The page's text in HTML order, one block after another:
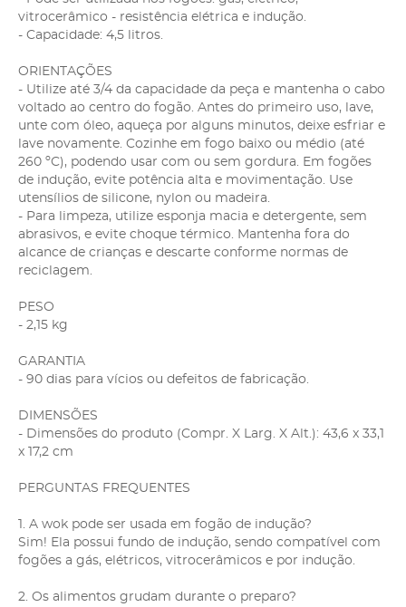
vitrocerâmico - resistência elétrica e indução.
- Capacidade: 4,5 litros.
ORIENTAÇÕES
- Utilize até 3/4 da capacidade da peça e mantenha o cabo
voltado ao centro do fogão. Antes do primeiro uso, lave,
unte com óleo, aqueça por alguns minutos, deixe esfriar e
lave novamente. Cozinhe em fogo baixo ou médio (até
260 ºC), podendo usar com ou sem gordura. Em fogões
de indução, evite potência alta e movimentação. Use
utensílios de silicone, nylon ou madeira.
- Para limpeza, utilize esponja macia e detergente, sem
abrasivos, e evite choque térmico. Mantenha fora do
alcance de crianças e descarte conforme normas de
reciclagem.
PESO
- 2,15 kg
GARANTIA
- 90 dias para vícios ou defeitos de fabricação.
DIMENSÕES
- Dimensões do produto (Compr. X Larg. X Alt.): 43,6 x 33,1
x 17,2 cm
PERGUNTAS FREQUENTES
1. A wok pode ser usada em fogão de indução?
Sim! Ela possui fundo de indução, sendo compatível com
fogões a gás, elétricos, vitrocerâmicos e por indução.
2. Os alimentos grudam durante o preparo?